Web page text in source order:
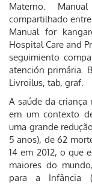
Materno.
compartilhado
Manual for
Hospital Care and
seguimiento
atención primária.
Livroilus, tab, graf.
A saúde da criança
em um contexto
uma grande
5 anos), de 62
14 em 2012, o que
maiores do
para a Infância